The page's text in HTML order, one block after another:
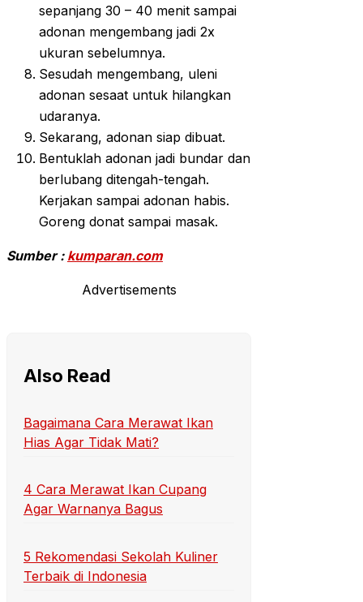
sepanjang 30 – 40 menit sampai
adonan mengembang jadi 2x
ukuran sebelumnya.
Sesudah mengembang, uleni
adonan sesaat untuk hilangkan
udaranya.
Sekarang, adonan siap dibuat.
Bentuklah adonan jadi bundar dan
berlubang ditengah-tengah.
Kerjakan sampai adonan habis.
Goreng donat sampai masak.
Sumber : kumparan.com
Advertisements
Also Read
Bagaimana Cara Merawat Ikan
Hias Agar Tidak Mati?
4 Cara Merawat Ikan Cupang
Agar Warnanya Bagus
5 Rekomendasi Sekolah Kuliner
Terbaik di Indonesia